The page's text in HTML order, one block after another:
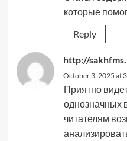
которые
Reply
http://
October 3, 2025 at
Приятно
однозначных
читателям